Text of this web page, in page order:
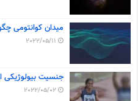
میدان کوانتومی
2022/05/11
جنسیت بیولوژیکی
2022/05/02